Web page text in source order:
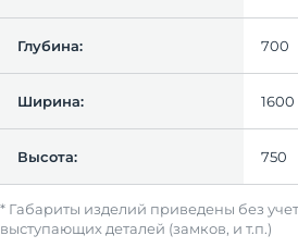
Глубина: 700
Ширина: 1600
Высота: 750
* Габариты изделий приведены без
выступающих деталей (замков, и т.п.)